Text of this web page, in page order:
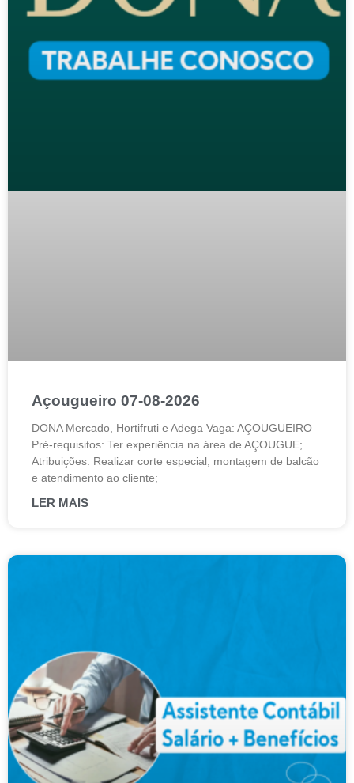
Açougueiro 07-08-2026
DONA Mercado, Hortifruti e Adega Vaga: AÇOUGUEIRO
Pré-requisitos: Ter experiência na área de AÇOUGUE;
Atribuições: Realizar corte especial, montagem de balcão
e atendimento ao cliente;
LER MAIS